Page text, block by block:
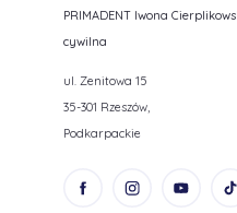
PRIMADENT Iwona
cywilna
ul. Zenitowa 15
35-301 Rzeszów,
Podkarpackie